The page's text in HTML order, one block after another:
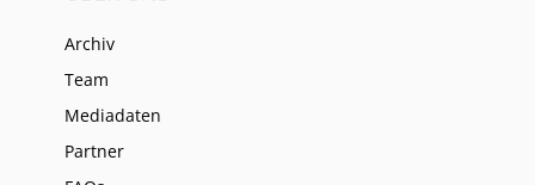
Archiv
Team
Mediadaten
Partner